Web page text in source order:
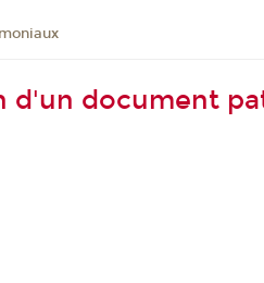
d'un document